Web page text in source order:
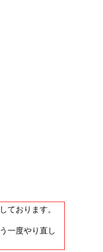
ております。
一度やり直し